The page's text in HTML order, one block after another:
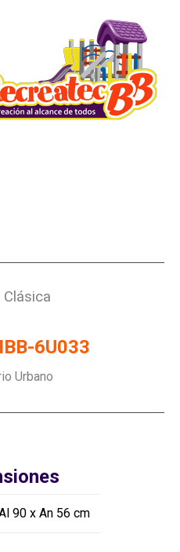
Clásica
6U033
Urbano
90 x An 56 cm